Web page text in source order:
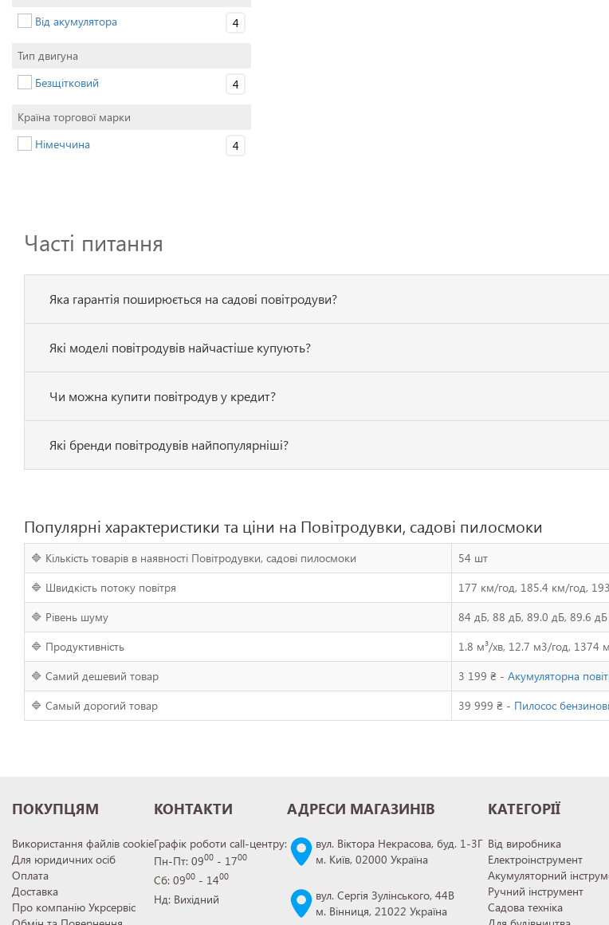
Від акумулятора
4
Тип двигуна
Безщітковий
4
Країна торгової марки
Німеччина
4
Часті питання
Яка гарантія поширюється на садові повітродуви?
Які моделі повітродувів найчастіше купують?
Чи можна купити повітродув у кредит?
Які бренди повітродувів найпопулярніші?
Популярні характеристики та ціни на Повітродувки, садові пилосмоки
🔷 Кількість товарів в наявності Повітродувки, садові пилосмоки
54 шт
🔷 Швидкість потоку повітря
177 км/год, 185.4 км/год,
🔷 Рівень шуму
84 дБ, 88 дБ, 89.0 дБ, 89.6 дБ
🔷 Продуктивність
1.8 м³/хв, 12.7 м3/год, 1374
🔷 Самий дешевий товар
3 199 ₴ - Акумуляторна
🔷 Самый дорогий товар
39 999 ₴ - Пилосос
ПОКУПЦЯМ
Використання файлів cookie
Для юридичних осіб
Оплата
Доставка
Про компанію Укрсервіс
КОНТАКТИ
Графік роботи call-центру:
Пн-Пт: 0900 - 1700
Сб: 0900 - 1400
Нд: Вихідний
АДРЕСИ МАГАЗИНІВ
вул. Віктора Некрасова, буд. 1-3Г
м. Київ, 02000 Україна
вул. Сергія Зулінського, 44В
м. Вінниця, 21022 Україна
КАТЕГОРІЇ
Від виробника
Електроінструмент
Акумуляторний
Ручний інструмент
Садова техніка